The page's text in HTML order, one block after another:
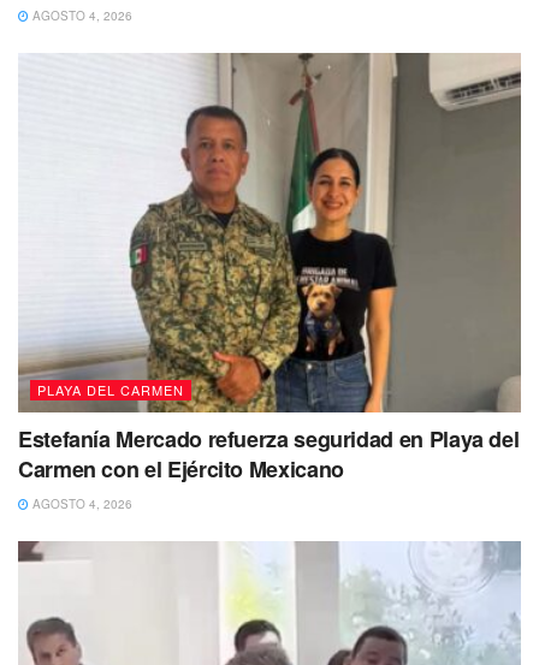
AGOSTO 4, 2026
PLAYA DEL CARMEN
Estefanía Mercado refuerza seguridad en Playa del
Carmen con el Ejército Mexicano
AGOSTO 4, 2026